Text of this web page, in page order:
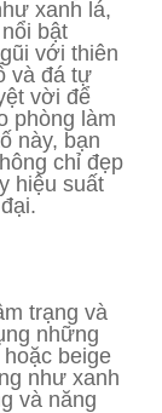
xanh lá,
bật
với thiên
và đá tự
vời để
phòng làm
này, bạn
chỉ đẹp
hiệu suất
trạng và
những
beige
như xanh
và năng